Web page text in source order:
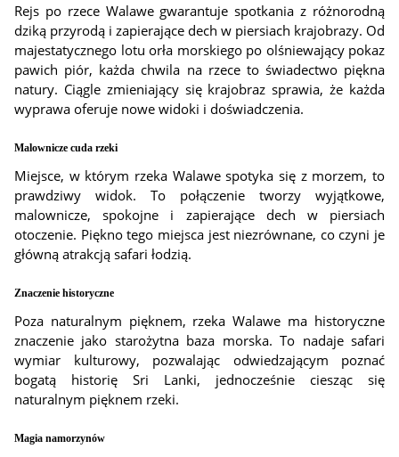
Rejs po rzece Walawe gwarantuje spotkania z różnorodną
dziką przyrodą i zapierające dech w piersiach krajobrazy. Od
majestatycznego lotu orła morskiego po olśniewający pokaz
pawich piór, każda chwila na rzece to świadectwo piękna
natury. Ciągle zmieniający się krajobraz sprawia, że każda
wyprawa oferuje nowe widoki i doświadczenia.
Malownicze cuda rzeki
Miejsce, w którym rzeka Walawe spotyka się z morzem, to
prawdziwy widok. To połączenie tworzy wyjątkowe,
malownicze, spokojne i zapierające dech w piersiach
otoczenie. Piękno tego miejsca jest niezrównane, co czyni je
główną atrakcją safari łodzią.
Znaczenie historyczne
Poza naturalnym pięknem, rzeka Walawe ma historyczne
znaczenie jako starożytna baza morska. To nadaje safari
wymiar kulturowy, pozwalając odwiedzającym poznać
bogatą historię Sri Lanki, jednocześnie ciesząc się
naturalnym pięknem rzeki.
Magia namorzynów